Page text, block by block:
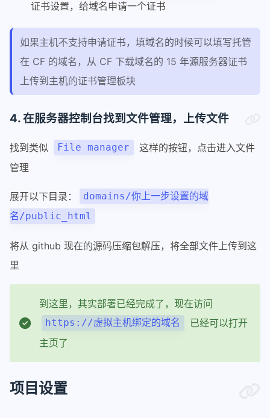
证书设置，给域名申请一个证书
如果主机不支持申请证书，填域名的时候可以填写托管
在 CF 的域名，从 CF 下载域名的 15 年源服务器证书
上传到主机的证书管理板块
4. 在服务器控制台找到文件管理，上传文件
找到类似 File manager
这样的按钮，点击进入文件
管理
展开以下目录：
domains/你上一步设置的域
名/public_html
将从 github 现在的源码压缩包解压，将全部文件上传到这
里
到这里，其实部署已经完成了，现在访问
https://虚拟主机绑定的域名
已经可以打开
主页了
项目设置